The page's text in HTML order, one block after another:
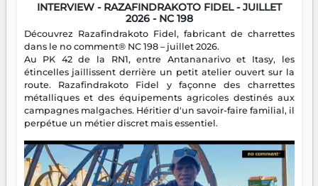
INTERVIEW - RAZAFINDRAKOTO FIDEL - JUILLET
2026 - NC 198
Découvrez Razafindrakoto Fidel, fabricant de charrettes
dans le no comment® NC 198 – juillet 2026.
Au PK 42 de la RN1, entre Antananarivo et Itasy, les
étincelles jaillissent derrière un petit atelier ouvert sur la
route. Razafindrakoto Fidel y façonne des charrettes
métalliques et des équipements agricoles destinés aux
campagnes malgaches. Héritier d'un savoir-faire familial, il
perpétue un métier discret mais essentiel.